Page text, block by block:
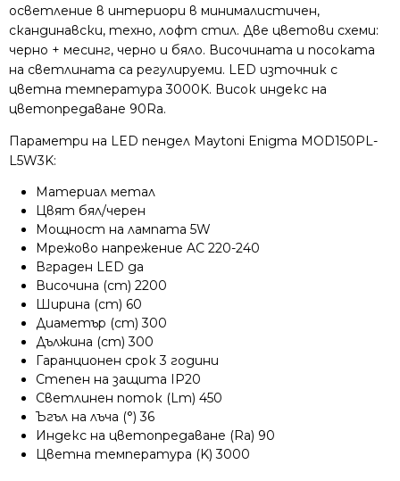
осветление в интериори в минималистичен,
скандинавски, техно, лофт стил. Две цветови схеми:
черно + месинг, черно и бяло. Височината и посоката
на светлината са регулируеми. LED източник с
цветна температура 3000K. Висок индекс на
цветопредаване 90Ra.
Параметри на LED пендел Maytoni Enigma MOD150PL-
L5W3K:
Материал метал
Цвят бял/черен
Мощност на лампата 5W
Мрежово напрежение AC 220-240
Вграден LED да
Височина (cm) 2200
Ширина (cm) 60
Диаметър (cm) 300
Дължина (cm) 300
Гаранционен срок 3 години
Степен на защита IP20
Светлинен поток (Lm) 450
Ъгъл на лъча (°) 36
Индекс на цветопредаване (Ra) 90
Цветна температура (K) 3000